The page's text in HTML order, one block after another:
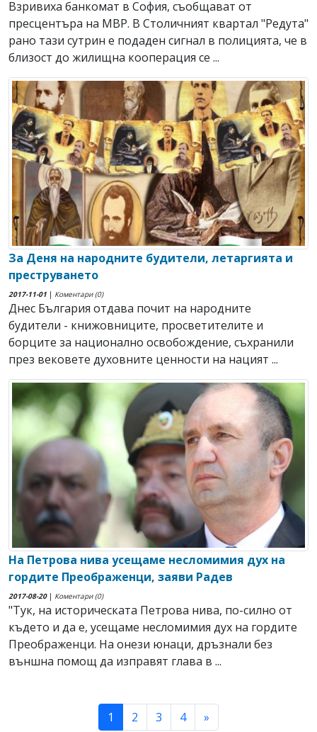
Взривиха банкомат в София, съобщават от
пресцентъра на МВР. В Столичният квартал "Редута"
рано тази сутрин е подаден сигнал в полицията, че в
близост до жилищна кооперация се ...
За Деня на народните будители, летаргията и
преструването
2017-11-01 | Коментари (0)
Днес България отдава почит на народните
будители - книжовниците, просветителите и
борците за национално освобождение, съхранили
през вековете духовните ценности на нацият ...
На Петрова нива усещаме несломимия дух на
гордите Преображенци, заяви Радев
2017-08-20| Коментари (0)
"Тук, на историческата Петрова нива, по-силно от
където и да е, усещаме несломимия дух на гордите
Преображенци. На онези юнаци, дръзнали без
външна помощ да изправят глава в ...
1 (current)
2 3 4 »